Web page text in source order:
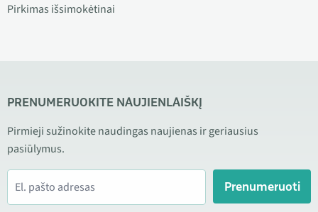
Pirkimas išsimokėtinai
PRENUMERUOKITE NAUJIENLAIŠKĮ
Pirmieji sužinokite naudingas naujienas ir geriausius
pasiūlymus.
Prenumeruoti